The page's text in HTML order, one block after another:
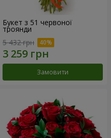
Букет з 51 червоної
троянди
5 432 грн
Замовити